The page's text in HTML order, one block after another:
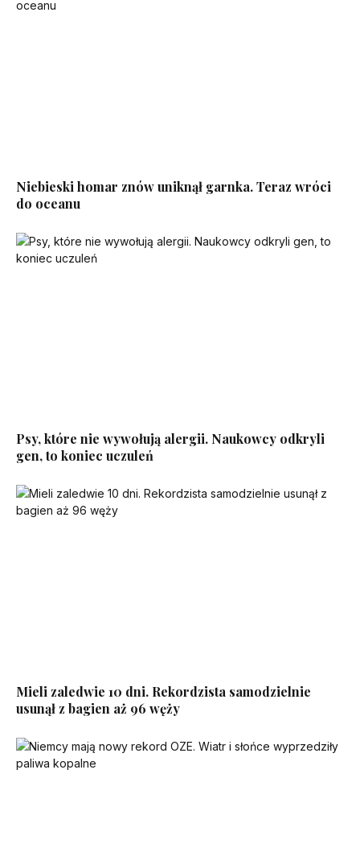
Niebieski homar znów uniknął garnka. Teraz wróci
do oceanu
Psy, które nie wywołują alergii. Naukowcy odkryli
gen, to koniec uczuleń
Mieli zaledwie 10 dni. Rekordzista samodzielnie
usunął z bagien aż 96 węży